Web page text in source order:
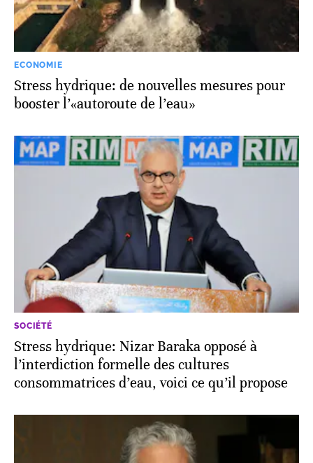
ECONOMIE
Stress hydrique: de nouvelles mesures pour
booster l’«autoroute de l’eau»
SOCIÉTÉ
Stress hydrique: Nizar Baraka opposé à
l’interdiction formelle des cultures
consommatrices d’eau, voici ce qu’il propose